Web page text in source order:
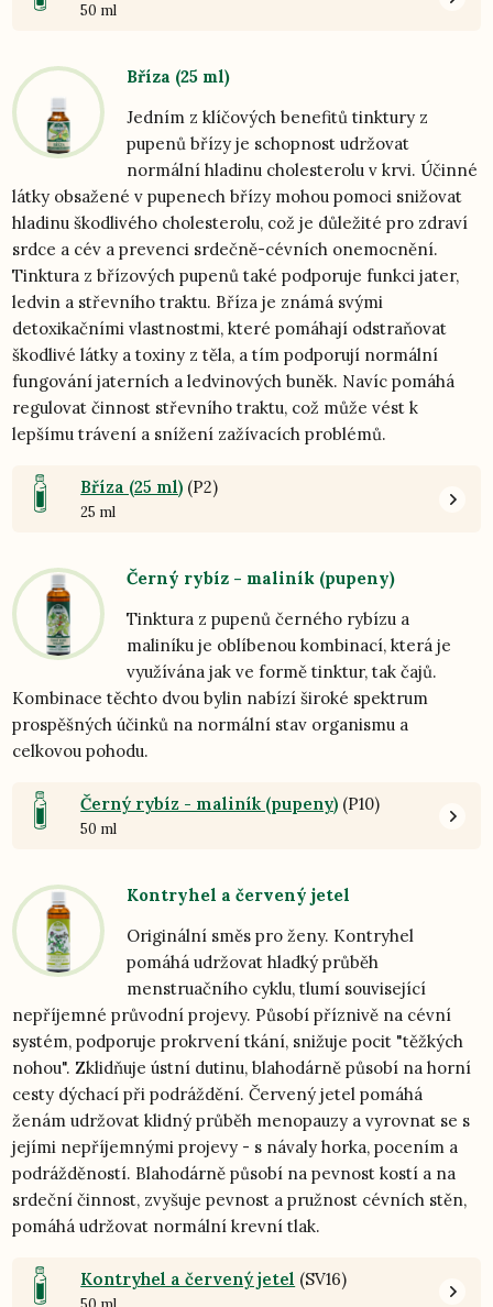
50 ml
Bříza (25 ml)
Jedním z klíčových benefitů tinktury z
pupenů břízy je schopnost udržovat
normální hladinu cholesterolu v krvi. Účinné
látky obsažené v pupenech břízy mohou pomoci snižovat
hladinu škodlivého cholesterolu, což je důležité pro zdraví
srdce a cév a prevenci srdečně-cévních onemocnění.
Tinktura z břízových pupenů také podporuje funkci jater,
ledvin a střevního traktu. Bříza je známá svými
detoxikačními vlastnostmi, které pomáhají odstraňovat
škodlivé látky a toxiny z těla, a tím podporují normální
fungování jaterních a ledvinových buněk. Navíc pomáhá
regulovat činnost střevního traktu, což může vést k
lepšímu trávení a snížení zažívacích problémů.
Bříza (25 ml) (P2)
25 ml
Černý rybíz - maliník (pupeny)
Tinktura z pupenů černého rybízu a
maliníku je oblíbenou kombinací, která je
využívána jak ve formě tinktur, tak čajů.
Kombinace těchto dvou bylin nabízí široké spektrum
prospěšných účinků na normální stav organismu a
celkovou pohodu.
Černý rybíz - maliník (pupeny) (P10)
50 ml
Kontryhel a červený jetel
Originální směs pro ženy. Kontryhel
pomáhá udržovat hladký průběh
menstruačního cyklu, tlumí související
nepříjemné průvodní projevy. Působí příznivě na cévní
systém, podporuje prokrvení tkání, snižuje pocit "těžkých
nohou". Zklidňuje ústní dutinu, blahodárně působí na horní
cesty dýchací při podráždění. Červený jetel pomáhá
ženám udržovat klidný průběh menopauzy a vyrovnat se s
jejími nepříjemnými projevy - s návaly horka, pocením a
podrážděností. Blahodárně působí na pevnost kostí a na
srdeční činnost, zvyšuje pevnost a pružnost cévních stěn,
pomáhá udržovat normální krevní tlak.
Kontryhel a červený jetel (SV16)